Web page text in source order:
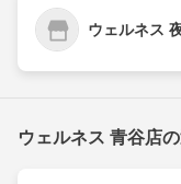
ウェルネス
ウェルネス 青谷店